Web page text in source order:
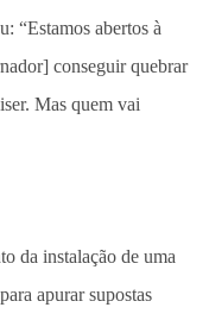
“Estamos abertos à
conseguir quebrar
Mas quem vai
da instalação de uma
apurar supostas